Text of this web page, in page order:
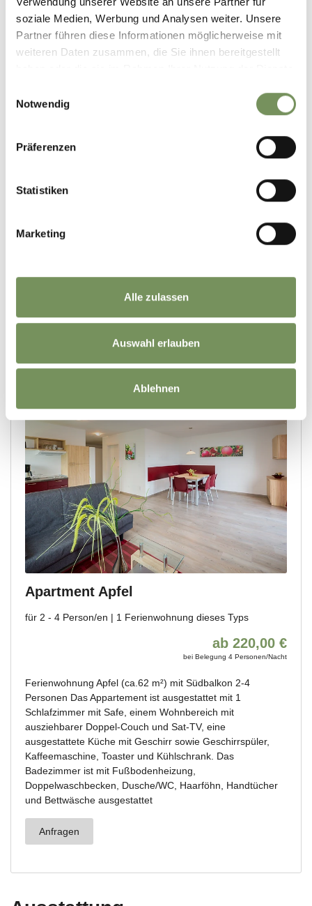
soziale Medien, Werbung und Analysen weiter. Unsere
Partner führen diese Informationen möglicherweise mit
weiteren Daten zusammen, die Sie ihnen bereitgestellt
Notwendig
Präferenzen
Statistiken
Marketing
Alle zulassen
Auswahl erlauben
Ablehnen